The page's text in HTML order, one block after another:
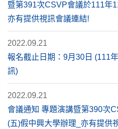
暨第391次CSVP會議於111年
亦有提供視訊會議連結!
2022.09.21
報名截止日期：9月30日 (111
訊)
2022.09.21
會議通知 專題演講暨第390次
(五)假中興大學辦理_亦有提供